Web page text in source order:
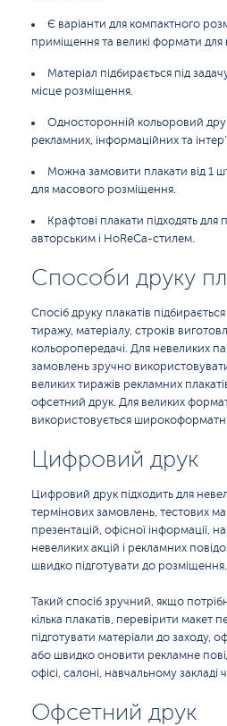
Є варіанти для компактного
приміщення та великі формати для
Матеріал підбирається під
місце розміщення.
Односторонній кольоровий друк
рекламних, інформаційних та
Можна замовити плакати від 1
для масового розміщення.
Крафтові плакати підходять для
авторським і HoReCa-стилем.
Способи друку
Спосіб друку плакатів
тиражу, матеріалу, строків
кольоропередачі. Для невеликих
замовлень зручно
великих тиражів рекламних
офсетний друк. Для великих
використовується
Цифровий друк
Цифровий друк підходить для
термінових замовлень, тестових
презентацій, офісної інформації,
невеликих акцій і рекламних
швидко підготувати до розміщення.
Такий спосіб зручний, якщо
кілька плакатів, перевірити
підготувати матеріали до заходу,
або швидко оновити рекламне
офісі, салоні, навчальному закладі
Офсетний друк